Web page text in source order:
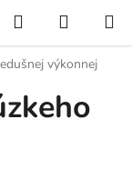
Hľadať
KOŠÍK
výkonnej